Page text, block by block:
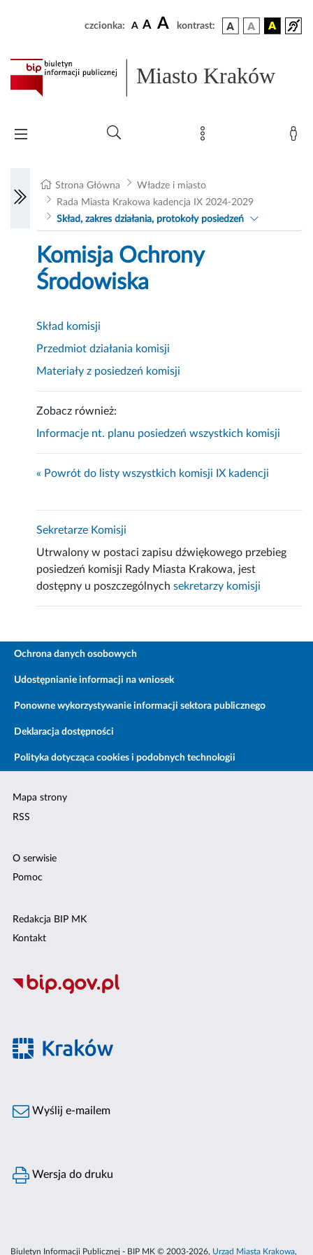
czcionka: A A A kontrast:
Miasto Kraków
Strona Główna
Władze i miasto
Rada Miasta Krakowa kadencja IX 2024-2029
Skład, zakres działania, protokoły posiedzeń
Komisja Ochrony
Środowiska
Skład komisji
Przedmiot działania komisji
Materiały z posiedzeń komisji
Zobacz również:
Informacje nt. planu posiedzeń wszystkich komisji
« Powrót do listy wszystkich komisji IX kadencji
Sekretarze Komisji
Utrwalony w postaci zapisu dźwiękowego przebieg
posiedzeń komisji Rady Miasta Krakowa, jest
dostępny u poszczególnychsekretarzy komisji
Ochrona danych osobowych
Udostępnianie informacji na wniosek
Ponowne wykorzystywanie informacji sektora publicznego
Deklaracja dostępności
Polityka dotycząca cookies i podobnych technologii
Mapa strony
RSS
O serwisie
Pomoc
Redakcja BIP MK
Kontakt
Wyślij e-mailem
Wersja do druku
Biuletyn Informacji Publicznej - BIP MK © 2003-2026, Urząd Miasta Krakowa,